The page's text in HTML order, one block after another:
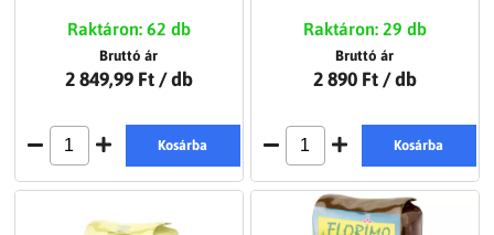
Raktáron: 62 db
Bruttó ár
2 849,99 Ft / db
Kosárba
Raktáron: 29 db
Bruttó ár
2 890 Ft / db
Kosárba